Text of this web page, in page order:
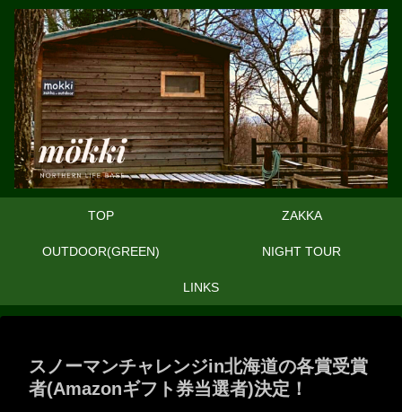
TOP ZAKKA
OUTDOOR(GREEN) NIGHT TOUR
LINKS
スノーマンチャレンジin北海道の各賞受賞
者(Amazonギフト券当選者)決定！